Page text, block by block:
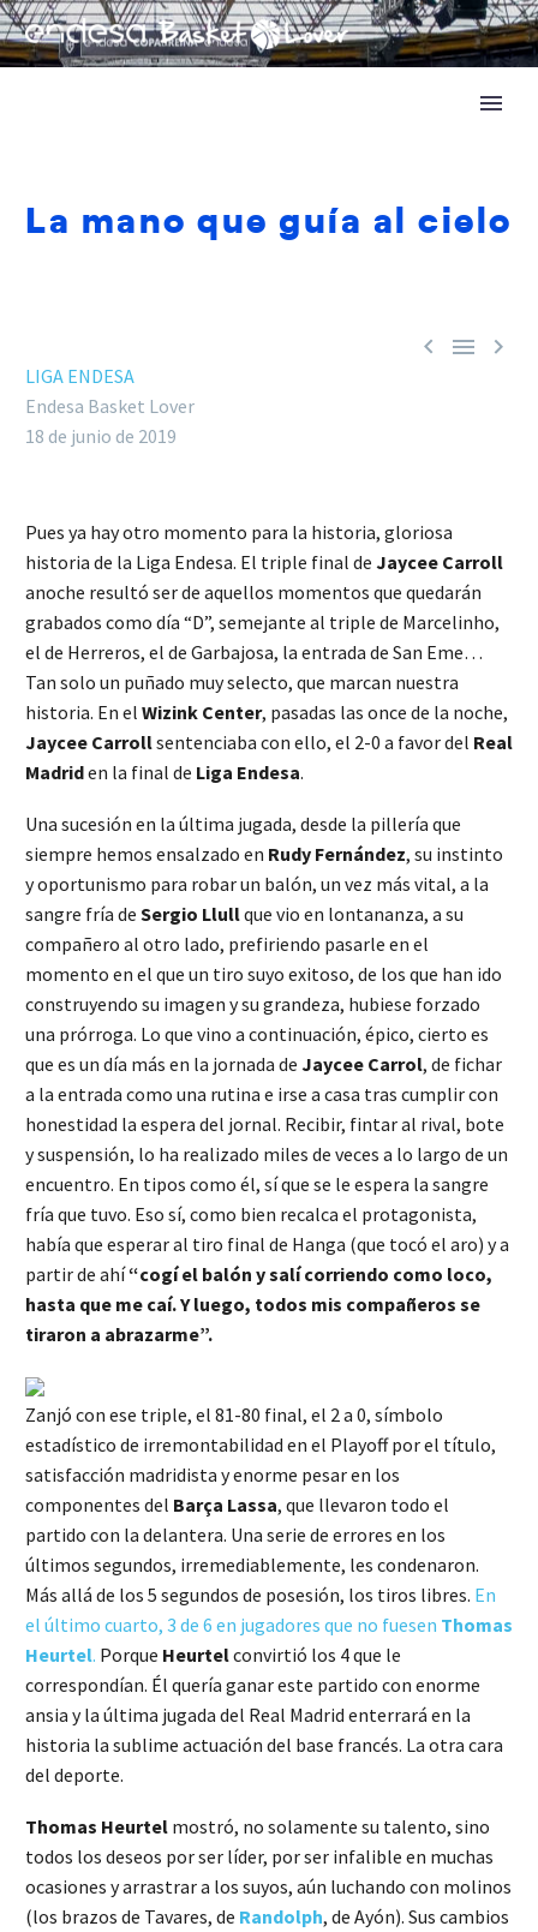
La mano que guía al cielo
  
LIGA ENDESA
Endesa Basket Lover
18 de junio de 2019
Pues ya hay otro momento para la historia, gloriosa
historia de la Liga Endesa. El triple final de Jaycee Carroll
anoche resultó ser de aquellos momentos que quedarán
grabados como día “D”, semejante al triple de Marcelinho,
el de Herreros, el de Garbajosa, la entrada de San Eme…
Tan solo un puñado muy selecto, que marcan nuestra
historia. En el Wizink Center, pasadas las once de la noche,
Jaycee Carrollsentenciaba con ello, el 2-0 a favor del Real
Madriden la final de Liga Endesa.
Una sucesión en la última jugada, desde la pillería que
siempre hemos ensalzado en Rudy Fernández, su instinto
y oportunismo para robar un balón, un vez más vital, a la
sangre fría de Sergio Llullque vio en lontananza, a su
compañero al otro lado, prefiriendo pasarle en el
momento en el que un tiro suyo exitoso, de los que han ido
construyendo su imagen y su grandeza, hubiese forzado
una prórroga. Lo que vino a continuación, épico, cierto es
que es un día más en la jornada de Jaycee Carrol, de fichar
a la entrada como una rutina e irse a casa tras cumplir con
honestidad la espera del jornal. Recibir, fintar al rival, bote
y suspensión, lo ha realizado miles de veces a lo largo de un
encuentro. En tipos como él, sí que se le espera la sangre
fría que tuvo. Eso sí, como bien recalca el protagonista,
había que esperar al tiro final de Hanga (que tocó el aro) y a
partir de ahí“cogí el balón y salí corriendo como loco,
hasta que me caí. Y luego, todos mis compañeros se
tiraron a abrazarme”.
Zanjó con ese triple, el 81-80 final, el 2 a 0, símbolo
estadístico de irremontabilidad en el Playoff por el título,
satisfacción madridista y enorme pesar en los
componentes del Barça Lassa, que llevaron todo el
partido con la delantera. Una serie de errores en los
últimos segundos, irremediablemente, les condenaron.
Más allá de los 5 segundos de posesión, los tiros libres. En
el último cuarto, 3 de 6 en jugadores que no fuesen Thomas
Heurtel. Porque Heurtelconvirtió los 4 que le
correspondían. Él quería ganar este partido con enorme
ansia y la última jugada del Real Madrid enterrará en la
historia la sublime actuación del base francés. La otra cara
del deporte.
Thomas Heurtel mostró, no solamente su talento, sino
todos los deseos por ser líder, por ser infalible en muchas
ocasiones y arrastrar a los suyos, aún luchando con molinos
(los brazos de Tavares, de Randolph, de Ayón). Sus cambios